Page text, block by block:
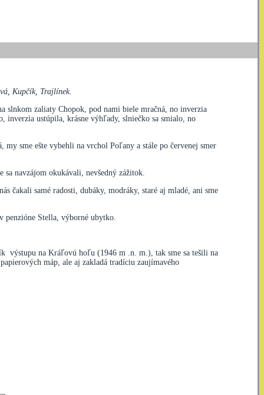
Kupčík, Trajlínek.
slnkom zaliaty Chopok, pod nami biele mračná, no inverzia
inverzia ustúpila, krásne výhľady, slniečko sa smialo, no
sme ešte vybehli na vrchol Poľany a stále po červenej smer
navzájom okukávali, nevšedný zážitok.
čakali samé radosti, dubáky, modráky, staré aj mladé, ani sme
penzióne Stella, výborné ubytko.
výstupu na Kráľovú hoľu (1946 m .n. m.), tak sme sa tešili na
máp, ale aj zakladá tradíciu zaujímavého